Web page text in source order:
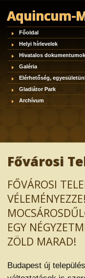
Aquincum-
Főoldal
Helyi hírlevelek
Hivatalos
Galéria
Elérhetőség,
Gladiátor Park
Archívum
Fővárosi
FŐVÁROSI
VÉLEMÉNYEZZE!
EGY
ZÖLD MARAD!
Budapest új